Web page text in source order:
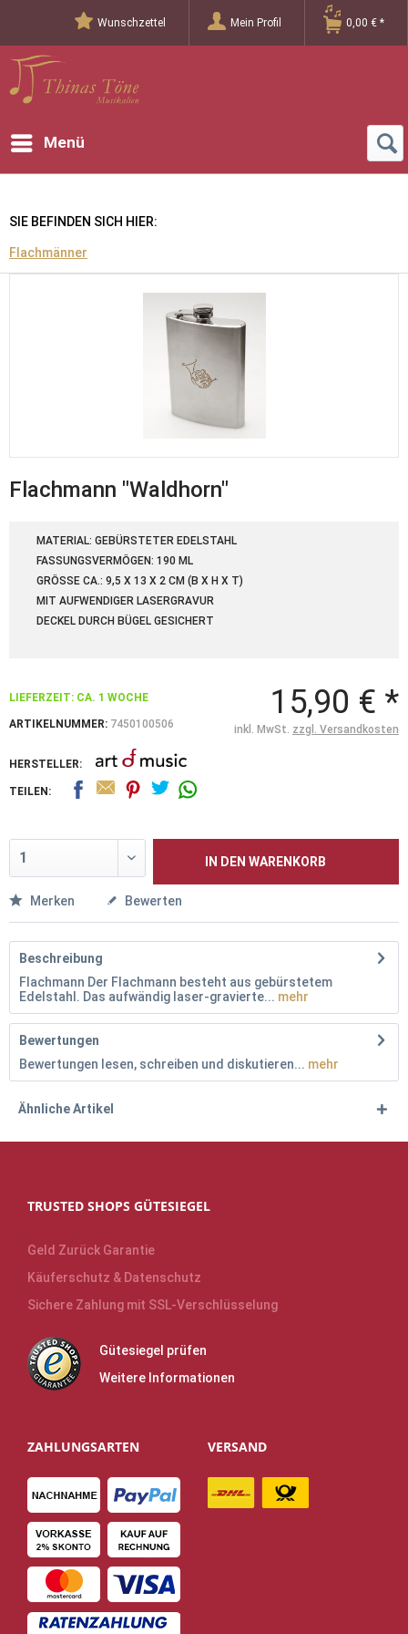
Wunschzettel Mein Profil 0,00 € *
Menü
SIE BEFINDEN SICH HIER:
Flachmänner
Flachmann "Waldhorn"
MATERIAL: GEBÜRSTETER EDELSTAHL
FASSUNGSVERMÖGEN: 190 ML
GRÖSSE CA.: 9,5 X 13 X 2 CM (B X H X T)
MIT AUFWENDIGER LASERGRAVUR
DECKEL DURCH BÜGEL GESICHERT
LIEFERZEIT: CA. 1 WOCHE
ARTIKELNUMMER: 7450100506
HERSTELLER:
15,90 € *
inkl. MwSt. zzgl. Versandkosten
TEILEN:
IN DEN WARENKORB
Merken Bewerten
Beschreibung
Flachmann Der Flachmann besteht aus gebürstetem
Edelstahl. Das aufwändig laser-gravierte... mehr
Bewertungen
Bewertungen lesen, schreiben und diskutieren... mehr
Ähnliche Artikel
TRUSTED SHOPS GÜTESIEGEL
Geld Zurück Garantie
Käuferschutz & Datenschutz
Sichere Zahlung mit SSL-Verschlüsselung
Gütesiegel prüfen
Weitere Informationen
ZAHLUNGSARTEN VERSAND